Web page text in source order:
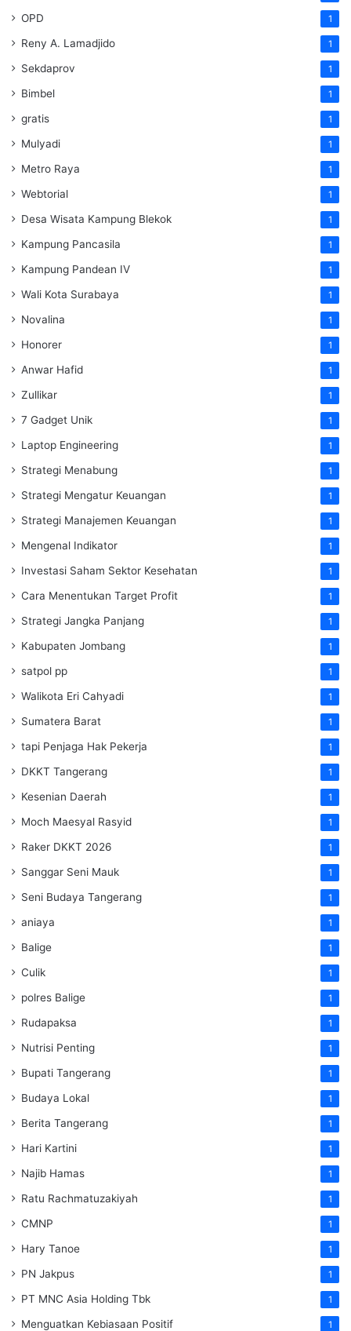
OPD 1
Reny A. Lamadjido 1
Sekdaprov 1
Bimbel 1
gratis 1
Mulyadi 1
Metro Raya 1
Webtorial 1
Desa Wisata Kampung Blekok 1
Kampung Pancasila 1
Kampung Pandean IV 1
Wali Kota Surabaya 1
Novalina 1
Honorer 1
Anwar Hafid 1
Zullikar 1
7 Gadget Unik 1
Laptop Engineering 1
Strategi Menabung 1
Strategi Mengatur Keuangan 1
Strategi Manajemen Keuangan 1
Mengenal Indikator 1
Investasi Saham Sektor Kesehatan 1
Cara Menentukan Target Profit 1
Strategi Jangka Panjang 1
Kabupaten Jombang 1
satpol pp 1
Walikota Eri Cahyadi 1
Sumatera Barat 1
tapi Penjaga Hak Pekerja 1
DKKT Tangerang 1
Kesenian Daerah 1
Moch Maesyal Rasyid 1
Raker DKKT 2026 1
Sanggar Seni Mauk 1
Seni Budaya Tangerang 1
aniaya 1
Balige 1
Culik 1
polres Balige 1
Rudapaksa 1
Nutrisi Penting 1
Bupati Tangerang 1
Budaya Lokal 1
Berita Tangerang 1
Hari Kartini 1
Najib Hamas 1
Ratu Rachmatuzakiyah 1
CMNP 1
Hary Tanoe 1
PN Jakpus 1
PT MNC Asia Holding Tbk 1
Menguatkan Kebiasaan Positif 1